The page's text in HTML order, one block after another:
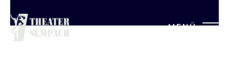
MENÜ
Saison vor 2013